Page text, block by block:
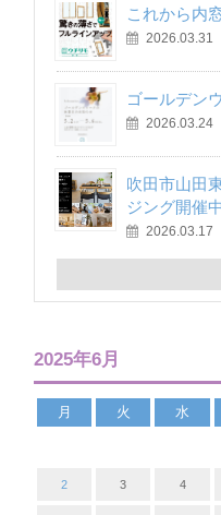
これから内
2026.03.31
ゴールデン
2026.03.24
吹田市山田
ジング開催
2026.03.17
2025年6月
月 火 水
2 3 4